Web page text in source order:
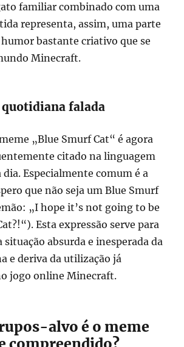
familiar combinado com uma
representa, assim, uma parte
bastante criativo que se
Minecraft.
falada
„Blue Smurf Cat“ é agora
citado na linguagem
dia. Especialmente comum é a
que não seja um Blue Smurf
„I hope it’s not going to be
Esta expressão serve para
situação absurda e inesperada da
e deriva da utilização já
jogo online Minecraft.
alvo é o meme